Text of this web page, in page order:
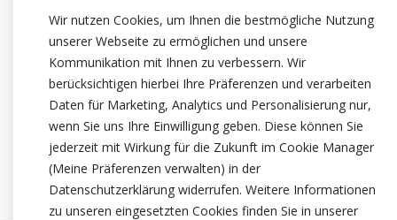
Wir nutzen Cookies, um Ihnen die bestmögliche Nutzung
unserer Webseite zu ermöglichen und unsere
Kommunikation mit Ihnen zu verbessern. Wir
berücksichtigen hierbei Ihre Präferenzen und verarbeiten
Daten für Marketing, Analytics und Personalisierung nur,
wenn Sie uns Ihre Einwilligung geben. Diese können Sie
jederzeit mit Wirkung für die Zukunft im Cookie Manager
(Meine Präferenzen verwalten) in der
Datenschutzerklärung widerrufen. Weitere Informationen
zu unseren eingesetzten Cookies finden Sie in unserer